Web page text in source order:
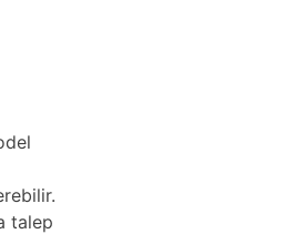
talep